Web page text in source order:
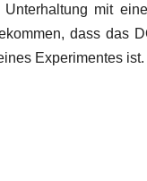
mit
dass das
Experimentes ist.